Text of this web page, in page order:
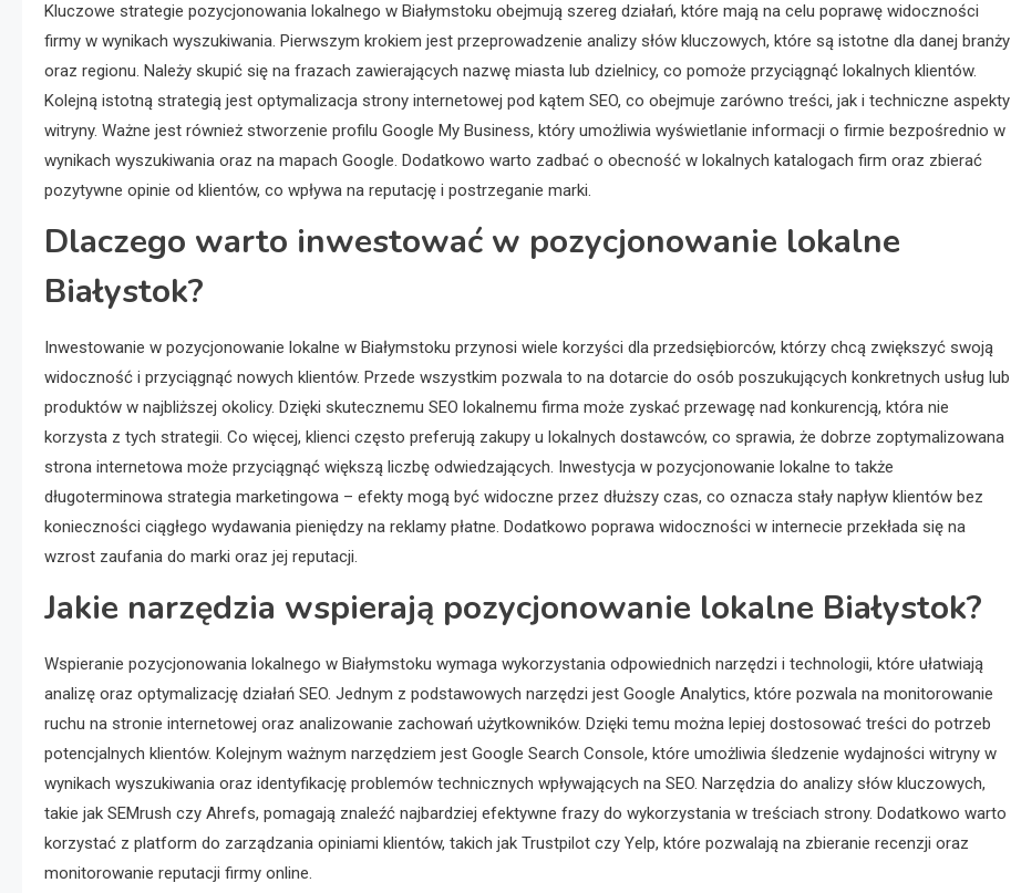
Kluczowe strategie pozycjonowania lokalnego w Białymstoku obejmują szereg działań, które mają na celu poprawę widoczności
firmy w wynikach wyszukiwania. Pierwszym krokiem jest przeprowadzenie analizy słów kluczowych, które są istotne dla danej branży
oraz regionu. Należy skupić się na frazach zawierających nazwę miasta lub dzielnicy, co pomoże przyciągnąć lokalnych klientów.
Kolejną istotną strategią jest optymalizacja strony internetowej pod kątem SEO, co obejmuje zarówno treści, jak i techniczne aspekty
witryny. Ważne jest również stworzenie profilu Google My Business, który umożliwia wyświetlanie informacji o firmie bezpośrednio w
wynikach wyszukiwania oraz na mapach Google. Dodatkowo warto zadbać o obecność w lokalnych katalogach firm oraz zbierać
pozytywne opinie od klientów, co wpływa na reputację i postrzeganie marki.
Dlaczego warto inwestować w pozycjonowanie lokalne
Białystok?
Inwestowanie w pozycjonowanie lokalne w Białymstoku przynosi wiele korzyści dla przedsiębiorców, którzy chcą zwiększyć swoją
widoczność i przyciągnąć nowych klientów. Przede wszystkim pozwala to na dotarcie do osób poszukujących konkretnych usług lub
produktów w najbliższej okolicy. Dzięki skutecznemu SEO lokalnemu firma może zyskać przewagę nad konkurencją, która nie
korzysta z tych strategii. Co więcej, klienci często preferują zakupy u lokalnych dostawców, co sprawia, że dobrze zoptymalizowana
strona internetowa może przyciągnąć większą liczbę odwiedzających. Inwestycja w pozycjonowanie lokalne to także
długoterminowa strategia marketingowa – efekty mogą być widoczne przez dłuższy czas, co oznacza stały napływ klientów bez
konieczności ciągłego wydawania pieniędzy na reklamy płatne. Dodatkowo poprawa widoczności w internecie przekłada się na
wzrost zaufania do marki oraz jej reputacji.
Jakie narzędzia wspierają pozycjonowanie lokalne Białystok?
Wspieranie pozycjonowania lokalnego w Białymstoku wymaga wykorzystania odpowiednich narzędzi i technologii, które ułatwiają
analizę oraz optymalizację działań SEO. Jednym z podstawowych narzędzi jest Google Analytics, które pozwala na monitorowanie
ruchu na stronie internetowej oraz analizowanie zachowań użytkowników. Dzięki temu można lepiej dostosować treści do potrzeb
potencjalnych klientów. Kolejnym ważnym narzędziem jest Google Search Console, które umożliwia śledzenie wydajności witryny w
wynikach wyszukiwania oraz identyfikację problemów technicznych wpływających na SEO. Narzędzia do analizy słów kluczowych,
takie jak SEMrush czy Ahrefs, pomagają znaleźć najbardziej efektywne frazy do wykorzystania w treściach strony. Dodatkowo warto
korzystać z platform do zarządzania opiniami klientów, takich jak Trustpilot czy Yelp, które pozwalają na zbieranie recenzji oraz
monitorowanie reputacji firmy online.